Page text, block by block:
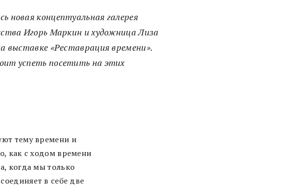
новая концептуальная галерея
Игорь Маркин и художница Лиза
выставке «Реставрация времени».
успеть посетить на этих
тему времени и
как с ходом времени
когда мы только
в себе две